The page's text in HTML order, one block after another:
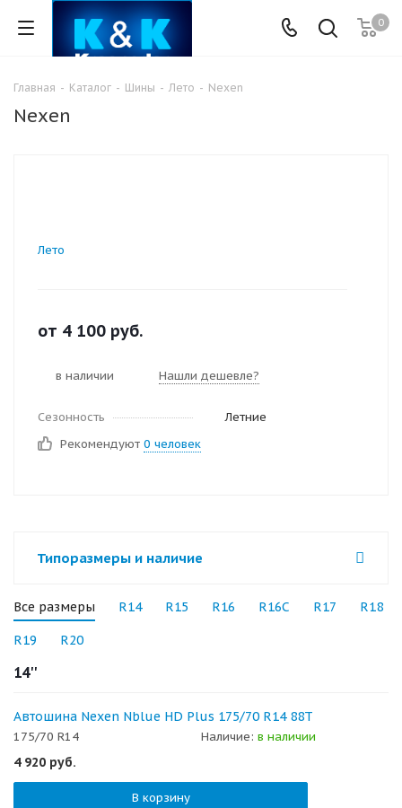
0
Главная - Каталог - Шины - Лето - Nexen
Nexen
Лето
от 4 100 руб.
в наличии Нашли дешевле?
Сезонность
Летние
Рекомендуют 0 человек
Типоразмеры и наличие
Все размеры R14 R15 R16 R16C R17 R18
R19 R20
14''
Автошина Nexen Nblue HD Plus 175/70 R14 88T
175/70 R14 Наличие: в наличии
4 920 руб.
В корзину